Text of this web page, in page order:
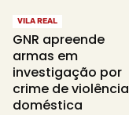
VILA REAL
GNR apreende
armas em
investigação por
crime de violência
doméstica